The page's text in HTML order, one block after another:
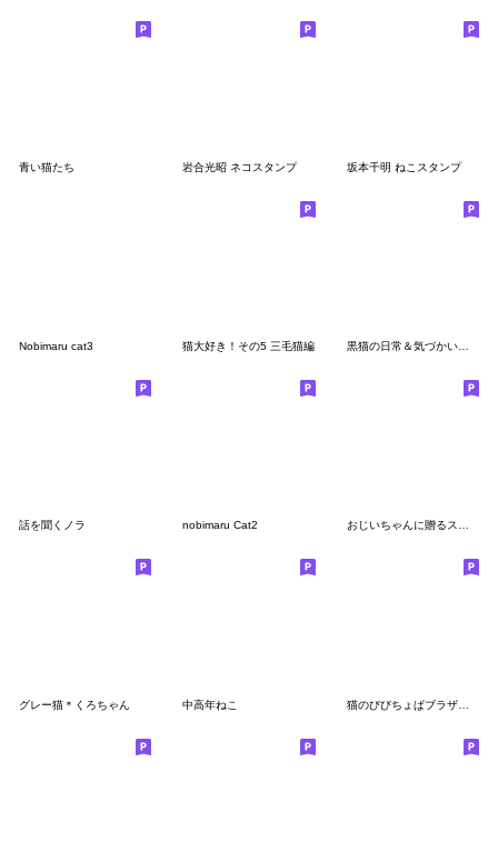
青い猫たち 岩合光昭 ネコスタンプ 坂本千明 ねこスタンプ
Nobimaru cat3 猫大好き！その5 三毛猫編 黒猫の日常＆気づかいの言葉
話を聞くノラ nobimaru Cat2 おじいちゃんに贈るスタンプ 3
グレー猫＊くろちゃん 中高年ねこ 猫のびびちょぱブラザーズ